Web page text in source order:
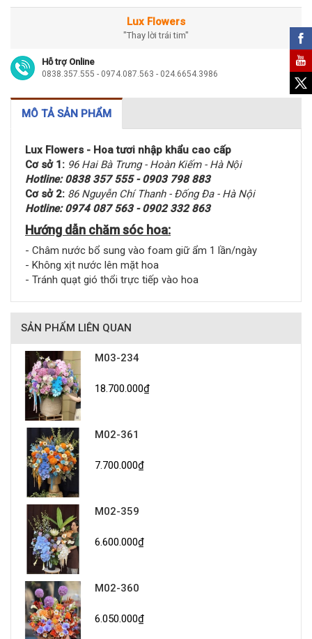
Lux Flowers
"Thay lời trái tim"
Hỗ trợ Online
0838.357.555 - 0974.087.563 - 024.6654.3986
MÔ TẢ SẢN PHẨM
Lux Flowers - Hoa tươi nhập khẩu cao cấp
Cơ sở 1: 96 Hai Bà Trưng - Hoàn Kiếm - Hà Nội
Hotline: 0838 357 555 - 0903 798 883
Cơ sở 2: 86 Nguyễn Chí Thanh - Đống Đa - Hà Nội
Hotline: 0974 087 563 - 0902 332 863
Hướng dẫn chăm sóc hoa:
- Châm nước bổ sung vào foam giữ ẩm 1 lần/ngày
- Không xịt nước lên mặt hoa
- Tránh quạt gió thổi trực tiếp vào hoa
SẢN PHẨM LIÊN QUAN
M03-234
18.700.000₫
M02-361
7.700.000₫
M02-359
6.600.000₫
M02-360
6.050.000₫